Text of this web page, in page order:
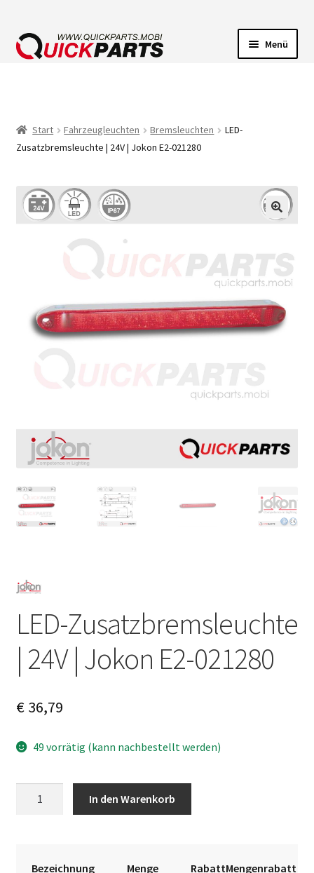
Menü
HUPEN
Start Fahrzeugleuchten Bremsleuchten
LED-
Zusatzbremsleuchte | 24V | Jokon E2-021280
LED-Zusatzbremsleuchte
| 24V | Jokon E2-021280
€36,79
49 vorrätig (kann nachbestellt werden)
In den Warenkorb
Bezeichnung Menge RabattMengenrabatt